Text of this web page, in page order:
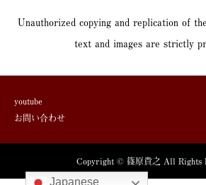
Unauthorized copying and replication of
text and images are strictly
youtube
お問い合わせ
Copyright © 篠原貴之 All Rights
Japanese